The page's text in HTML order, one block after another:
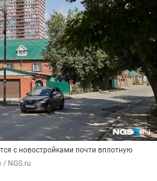
с новостройками почти вплотную
NGS.ru